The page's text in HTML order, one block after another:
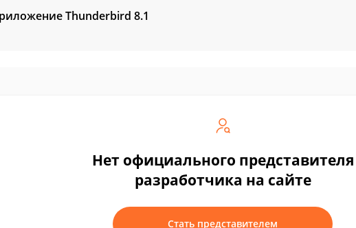
Thunderbird 8.1
Нет официального представителя
разработчика на сайте
Стать представителем